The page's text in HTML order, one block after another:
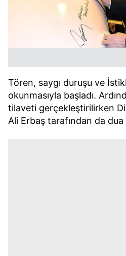
Tören, saygı duruşu ve
okunmasıyla başladı.
tilaveti gerçekleştirilirken
Ali Erbaş tarafından da